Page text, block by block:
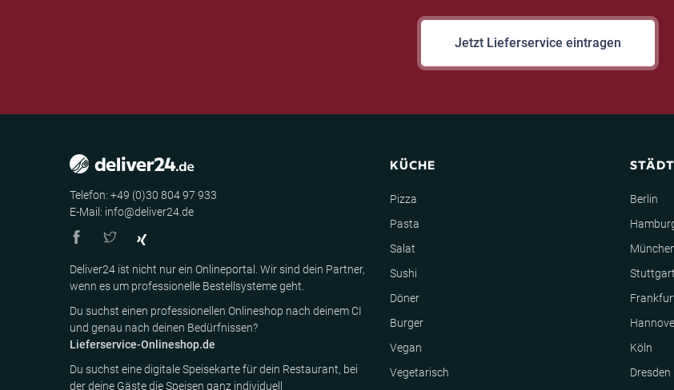
Jetzt Lieferservice eintragen
Telefon: +49 (0)30 804 97 933
E-Mail: info@deliver24.de
Deliver24 ist nicht nur ein Onlineportal. Wir sind dein Partner,
wenn es um professionelle Bestellsysteme geht.
Du suchst einen professionellen Onlineshop nach deinem CI
und genau nach deinen Bedürfnissen?
Lieferservice-Onlineshop.de
Du suchst eine digitale Speisekarte für dein Restaurant, bei
der deine Gäste die Speisen ganz individuell
KÜCHE
Pizza
Pasta
Salat
Sushi
Döner
Burger
Vegan
Vegetarisch
Berlin
Stuttgart
Köln
Dresden